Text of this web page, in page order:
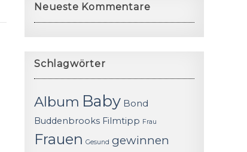
Neueste Kommentare
Schlagwörter
Album Baby Bond
Buddenbrooks Filmtipp Frau
Frauen Gesund gewinnen